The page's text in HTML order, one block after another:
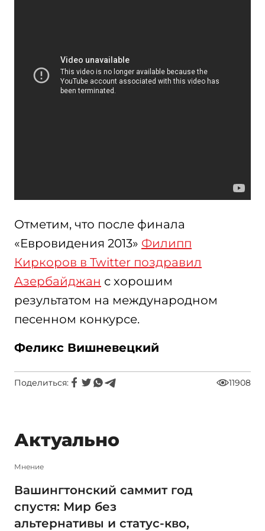
Отметим, что после финала
«Евровидения 2013» Филипп
Киркоров в Twitter поздравил
Азербайджан с хорошим
результатом на международном
песенном конкурсе.
Феликс Вишневецкий
Поделиться: 11908
Актуально
Мнение
Вашингтонский саммит год
спустя: Мир без
альтернативы и статус-кво,